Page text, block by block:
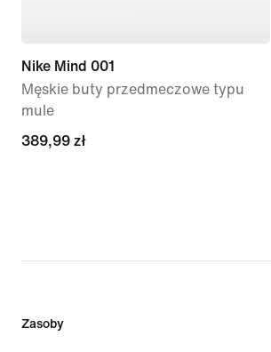
Nike Mind 001
Męskie buty przedmeczowe typu
mule
389,99 zł
389,99 zł
Zasoby